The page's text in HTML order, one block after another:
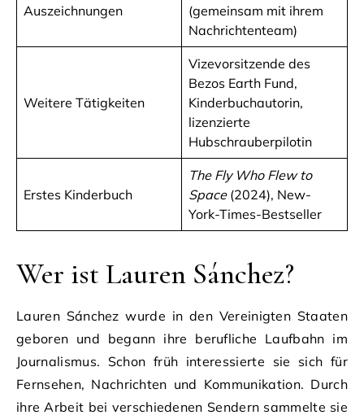
Auszeichnungen
(gemeinsam mit ihrem
Nachrichtenteam)
Weitere Tätigkeiten
Vizevorsitzende des
Bezos Earth Fund,
Kinderbuchautorin,
lizenzierte
Hubschrauberpilotin
Erstes Kinderbuch
The Fly Who Flew to
Space(2024), New-
York-Times-Bestseller
Wer ist Lauren Sánchez?
Lauren Sánchez wurde in den Vereinigten Staaten
geboren und begann ihre berufliche Laufbahn im
Journalismus. Schon früh interessierte sie sich für
Fernsehen, Nachrichten und Kommunikation. Durch
ihre Arbeit bei verschiedenen Sendern sammelte sie